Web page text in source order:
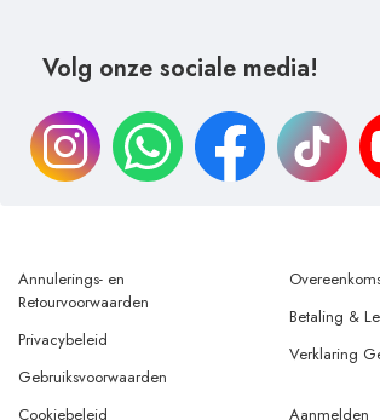
Volg onze sociale media!
Annulerings- en
Retourvoorwaarden
Privacybeleid
Gebruiksvoorwaarden
Betaling &
Verklaring
Cookiebeleid Aanmelden